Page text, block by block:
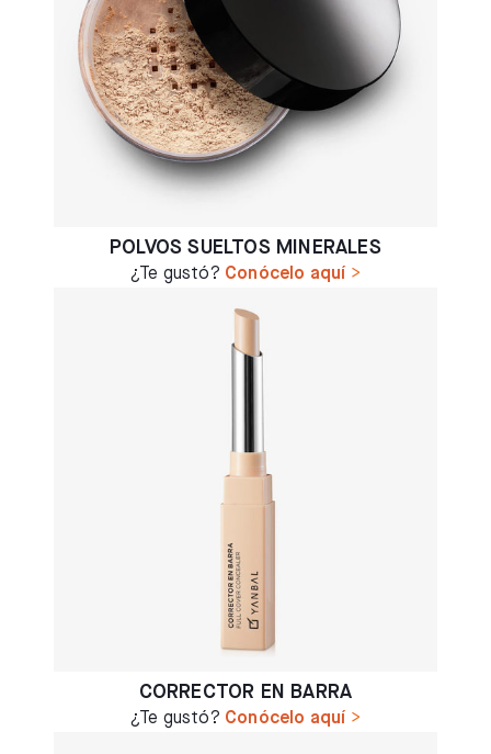
POLVOS SUELTOS MINERALES
¿Te gustó? Conócelo aquí >
CORRECTOR EN BARRA
¿Te gustó? Conócelo aquí >